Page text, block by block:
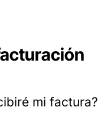
mi factura?